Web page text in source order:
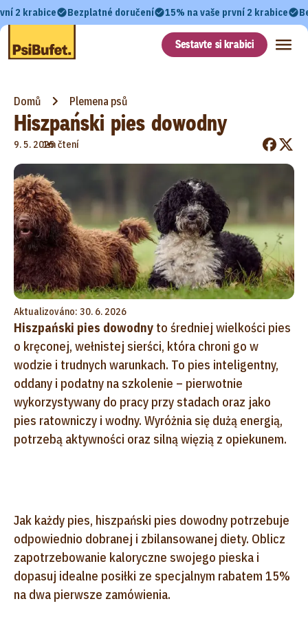
2 krabice Bezplatné doručení 15% na vaše první 2 krabice
Sestavte si krabici
Domů Plemena psů
Hiszpański pies dowodny
9. 5. 2025
•
1m čtení
Aktualizováno: 30. 6. 2026
Hiszpański pies dowodny to średniej wielkości pies
o kręconej, wełnistej sierści, która chroni go w
wodzie i trudnych warunkach. To pies inteligentny,
oddany i podatny na szkolenie – pierwotnie
wykorzystywany do pracy przy stadach oraz jako
pies ratowniczy i wodny. Wyróżnia się dużą energią,
potrzebą aktywności oraz silną więzią z opiekunem.
Jak każdy pies, hiszpański pies dowodny potrzebuje
odpowiednio dobranej i zbilansowanej diety. Oblicz
zapotrzebowanie kaloryczne swojego pieska i
dopasuj idealne posiłki ze specjalnym rabatem 15%
na dwa pierwsze zamówienia.